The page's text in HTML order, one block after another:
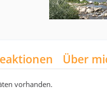
Über
vorhanden.